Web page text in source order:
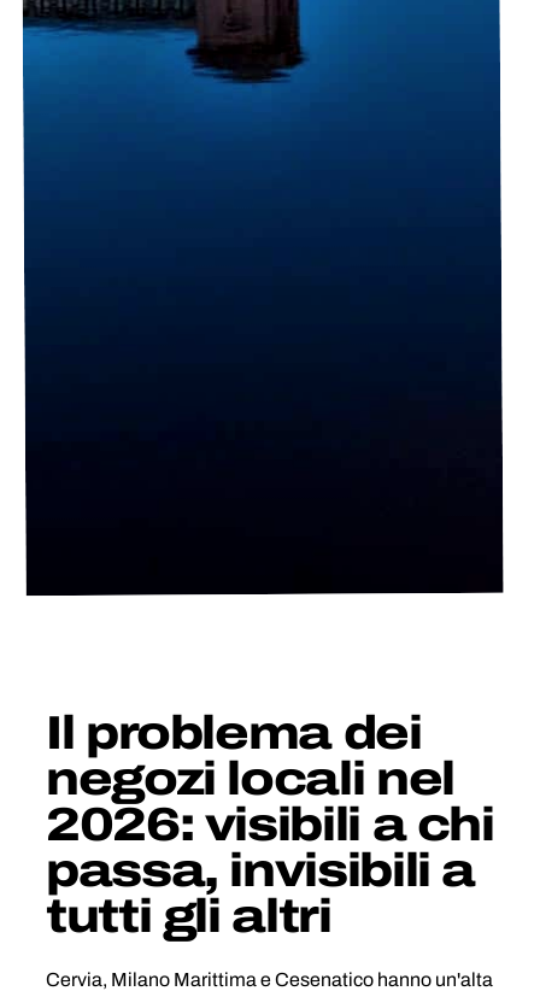
Il problema dei
negozi locali nel
2026: visibili a chi
passa, invisibili a
tutti gli altri
Cervia, Milano Marittima e Cesenatico hanno un'alta